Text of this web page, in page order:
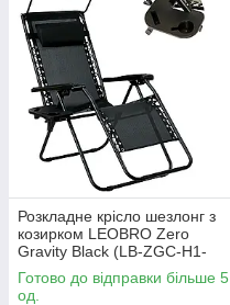
Розкладне крісло шезлонг з
козирком LEOBRO Zero
Gravity Black (LB-ZGC-H1-
BLK)
Готово до відправки більше 5
од.